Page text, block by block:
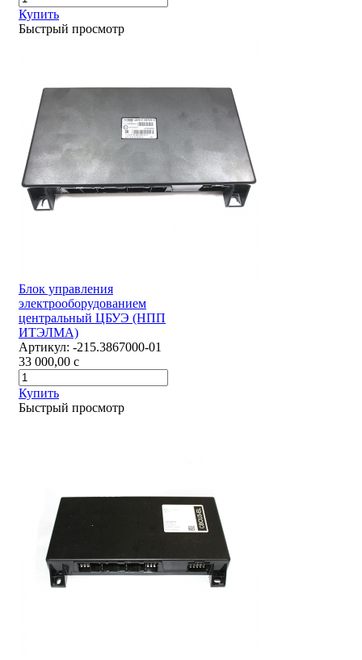
Купить
Быстрый просмотр
Блок управления
электрооборудованием
центральный ЦБУЭ (НПП
ИТЭЛМА)
Артикул: -215.3867000-01
33 000,00 c
Купить
Быстрый просмотр